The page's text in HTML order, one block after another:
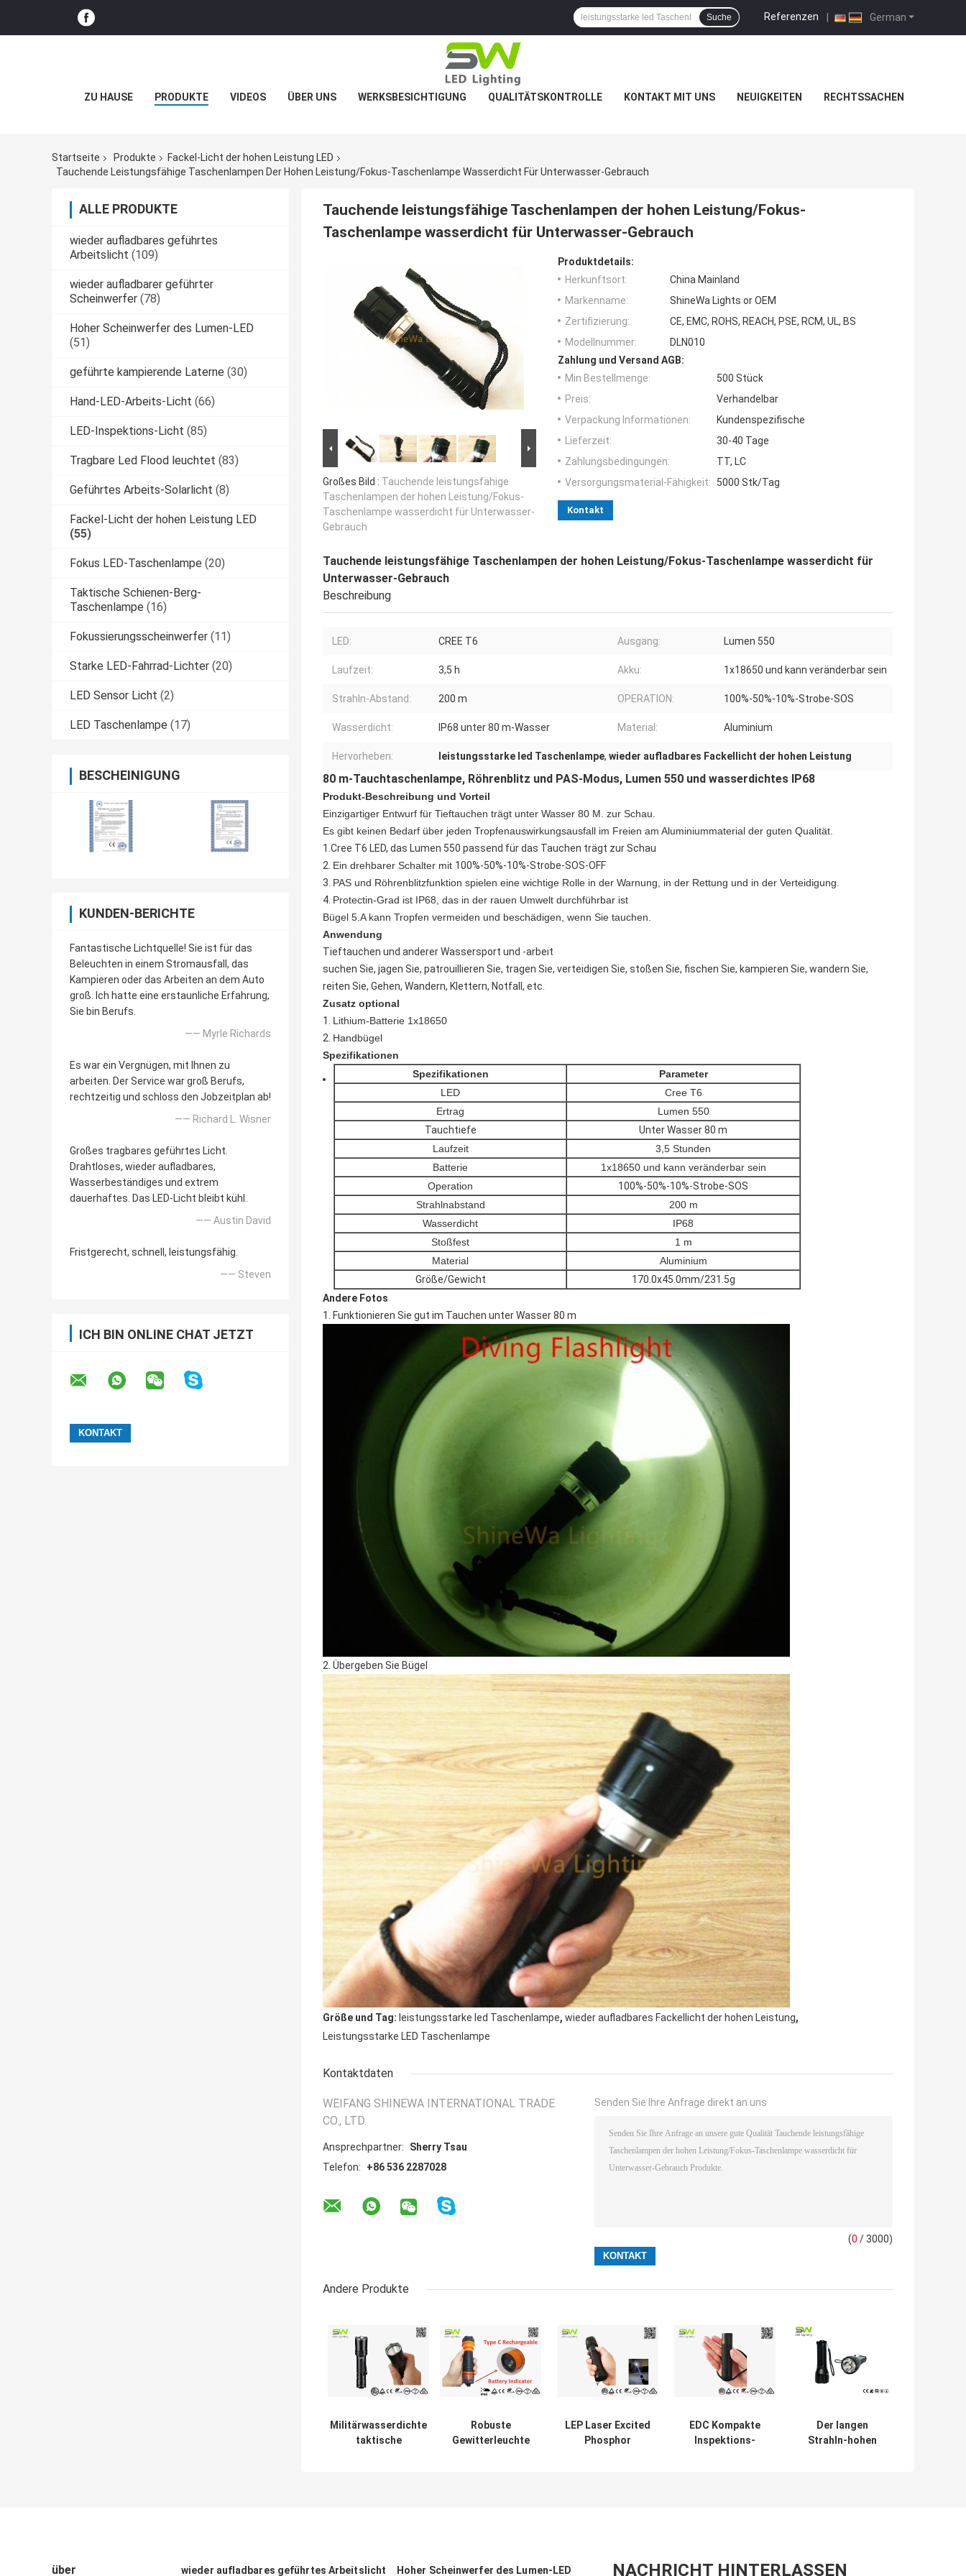
German
Referenzen |
Suche
ZU HAUSE PRODUKTE VIDEOS ÜBER UNS WERKSBESICHTIGUNG QUALITÄTSKONTROLLE KONTAKT MIT UNS NEUIGKEITEN RECHTSSACHEN
Startseite Produkte
Fackel-Licht der hohen Leistung LED
Tauchende Leistungsfähige Taschenlampen Der Hohen Leistung/Fokus-Taschenlampe Wasserdicht Für Unterwasser-Gebrauch
ALLE PRODUKTE
wieder aufladbares geführtes
Arbeitslicht (109)
wieder aufladbarer geführter
Scheinwerfer (78)
Hoher Scheinwerfer des Lumen-LED
(51)
geführte kampierende Laterne (30)
Hand-LED-Arbeits-Licht (66)
LED-Inspektions-Licht (85)
Tragbare Led Flood leuchtet (83)
Geführtes Arbeits-Solarlicht (8)
Fackel-Licht der hohen Leistung LED
(55)
Fokus LED-Taschenlampe (20)
Taktische Schienen-Berg-
Taschenlampe (16)
Fokussierungsscheinwerfer (11)
Starke LED-Fahrrad-Lichter (20)
LED Sensor Licht (2)
LED Taschenlampe (17)
BESCHEINIGUNG
KUNDEN-BERICHTE
Fantastische Lichtquelle! Sie ist für das
Beleuchten in einem Stromausfall, das
Kampieren oder das Arbeiten an dem Auto
groß. Ich hatte eine erstaunliche Erfahrung,
Sie bin Berufs.
—— Myrle Richards
Es war ein Vergnügen, mit Ihnen zu
arbeiten. Der Service war groß Berufs,
rechtzeitig und schloss den Jobzeitplan ab!
—— Richard L. Wisner
Großes tragbares geführtes Licht.
Drahtloses, wieder aufladbares,
Wasserbeständiges und extrem
dauerhaftes. Das LED-Licht bleibt kühl.
—— Austin David
Fristgerecht, schnell, leistungsfähig.
—— Steven
ICH BIN ONLINE CHAT JETZT
Tauchende leistungsfähige Taschenlampen der hohen Leistung/Fokus-
Taschenlampe wasserdicht für Unterwasser-Gebrauch
Großes Bild : Tauchende leistungsfähige
Taschenlampen der hohen Leistung/Fokus-
Taschenlampe wasserdicht für Unterwasser-
Gebrauch
Produktdetails:
Herkunftsort:
China Mainland
Markenname:
ShineWa Lights or OEM
Zertifizierung:
CE, EMC, ROHS, REACH, PSE, RCM, UL, BS
Modellnummer:
DLN010
Zahlung und Versand AGB:
Min Bestellmenge:
500 Stück
Preis:
Verhandelbar
Verpackung Informationen:
Kundenspezifische
Lieferzeit:
30-40 Tage
Zahlungsbedingungen:
TT, LC
Versorgungsmaterial-Fähigkeit:
5000 Stk/Tag
Kontakt
Tauchende leistungsfähige Taschenlampen der hohen Leistung/Fokus-Taschenlampe wasserdicht für
Unterwasser-Gebrauch
Beschreibung
LED: CREE T6 Ausgang: Lumen 550
Laufzeit: 3,5 h Akku: 1x18650 und kann veränderbar sein
Strahln-Abstand: 200 m OPERATION: 100%-50%-10%-Strobe-SOS
Wasserdicht: IP68 unter 80 m-Wasser Material: Aluminium
Hervorheben: leistungsstarke led Taschenlampe, wieder aufladbares Fackellicht der hohen Leistung
80 m-Tauchtaschenlampe, Röhrenblitz und PAS-Modus, Lumen 550 und wasserdichtes IP68
Produkt-Beschreibung und Vorteil
Einzigartiger Entwurf für Tieftauchen trägt unter Wasser 80 M. zur Schau.
Es gibt keinen Bedarf über jeden Tropfenauswirkungsausfall im Freien am Aluminiummaterial der guten Qualität.
1.Cree T6 LED, das Lumen 550 passend für das Tauchen trägt zur Schau
2. Ein drehbarer Schalter mit 100%-50%-10%-Strobe-SOS-OFF
3. PAS und Röhrenblitzfunktion spielen eine wichtige Rolle in der Warnung, in der Rettung und in der Verteidigung.
4. Protectin-Grad ist IP68, das in der rauen Umwelt durchführbar ist
Bügel 5.A kann Tropfen vermeiden und beschädigen, wenn Sie tauchen.
Anwendung
Tieftauchen und anderer Wassersport und -arbeit
suchen Sie, jagen Sie, patrouillieren Sie, tragen Sie, verteidigen Sie, stoßen Sie, fischen Sie, kampieren Sie, wandern Sie,
reiten Sie, Gehen, Wandern, Klettern, Notfall, etc.
Zusatz optional
1. Lithium-Batterie 1x18650
2. Handbügel
Spezifikationen
Spezifikationen
Parameter
LED
Cree T6
Ertrag
Lumen 550
Tauchtiefe
Unter Wasser 80 m
Laufzeit
3,5 Stunden
Batterie
1x18650 und kann veränderbar sein
Operation
100%-50%-10%-Strobe-SOS
Strahlnabstand
200 m
Wasserdicht
IP68
Stoßfest
1 m
Material
Aluminium
Größe/Gewicht
170.0x45.0mm/231.5g
Andere Fotos
1. Funktionieren Sie gut im Tauchen unter Wasser 80 m
2. Übergeben Sie Bügel
Größe und Tag: leistungsstarke led Taschenlampe, wieder aufladbares Fackellicht der hohen Leistung,
Leistungsstarke LED Taschenlampe
Kontaktdaten
WEIFANG SHINEWA INTERNATIONAL TRADE
CO., LTD.
Ansprechpartner:
Sherry Tsau
Telefon:
+86 536 2287028
Senden Sie Ihre Anfrage direkt an uns
(0 / 3000)
Andere Produkte
Militärwasserdichte
taktische
Robuste
Gewitterleuchte
LEP Laser Excited
Phosphor
EDC Kompakte
Inspektions-
Der langen
Strahln-hohen
über wieder aufladbares geführtes Arbeitslicht Hoher Scheinwerfer des Lumen-LED NACHRICHT HINTERLASSEN